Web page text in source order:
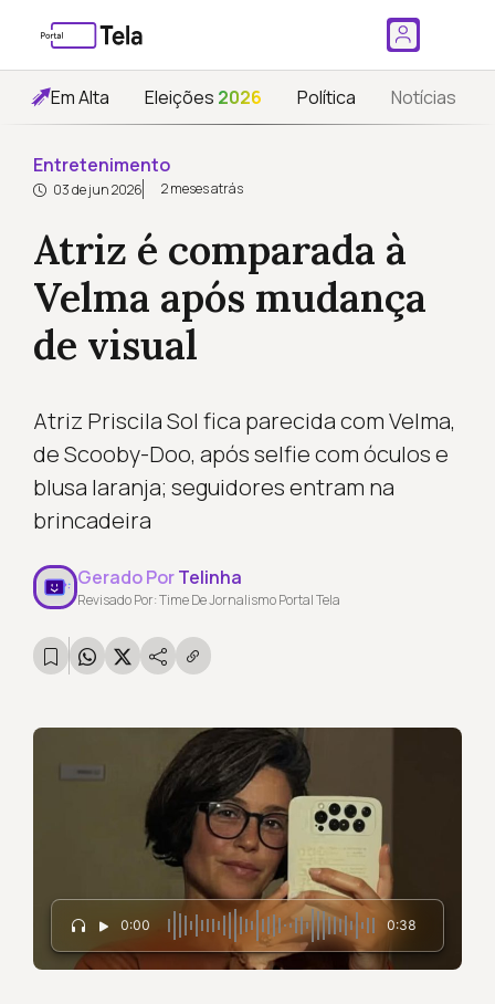
Em Alta Eleições 2026 Política Notícias
Entretenimento
03 de jun 2026 2 meses atrás
Atriz é comparada à
Velma após mudança
de visual
Atriz Priscila Sol fica parecida com Velma,
de Scooby-Doo, após selfie com óculos e
blusa laranja; seguidores entram na
brincadeira
Gerado PorTelinha
Revisado Por: Time De Jornalismo Portal Tela
0:00 0:38